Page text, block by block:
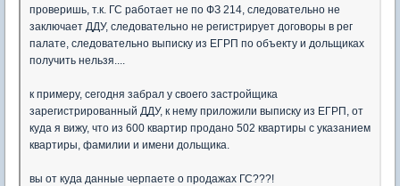
проверишь, т.к. ГС работает не по ФЗ 214, следовательно не
заключает ДДУ, следовательно не регистрирует договоры в рег
палате, следовательно выписку из ЕГРП по объекту и дольщиках
получить нельзя....
к примеру, сегодня забрал у своего застройщика
зарегистрированный ДДУ, к нему приложили выписку из ЕГРП, от
куда я вижу, что из 600 квартир продано 502 квартиры с указанием
квартиры, фамилии и имени дольщика.
вы от куда данные черпаете о продажах ГС???!